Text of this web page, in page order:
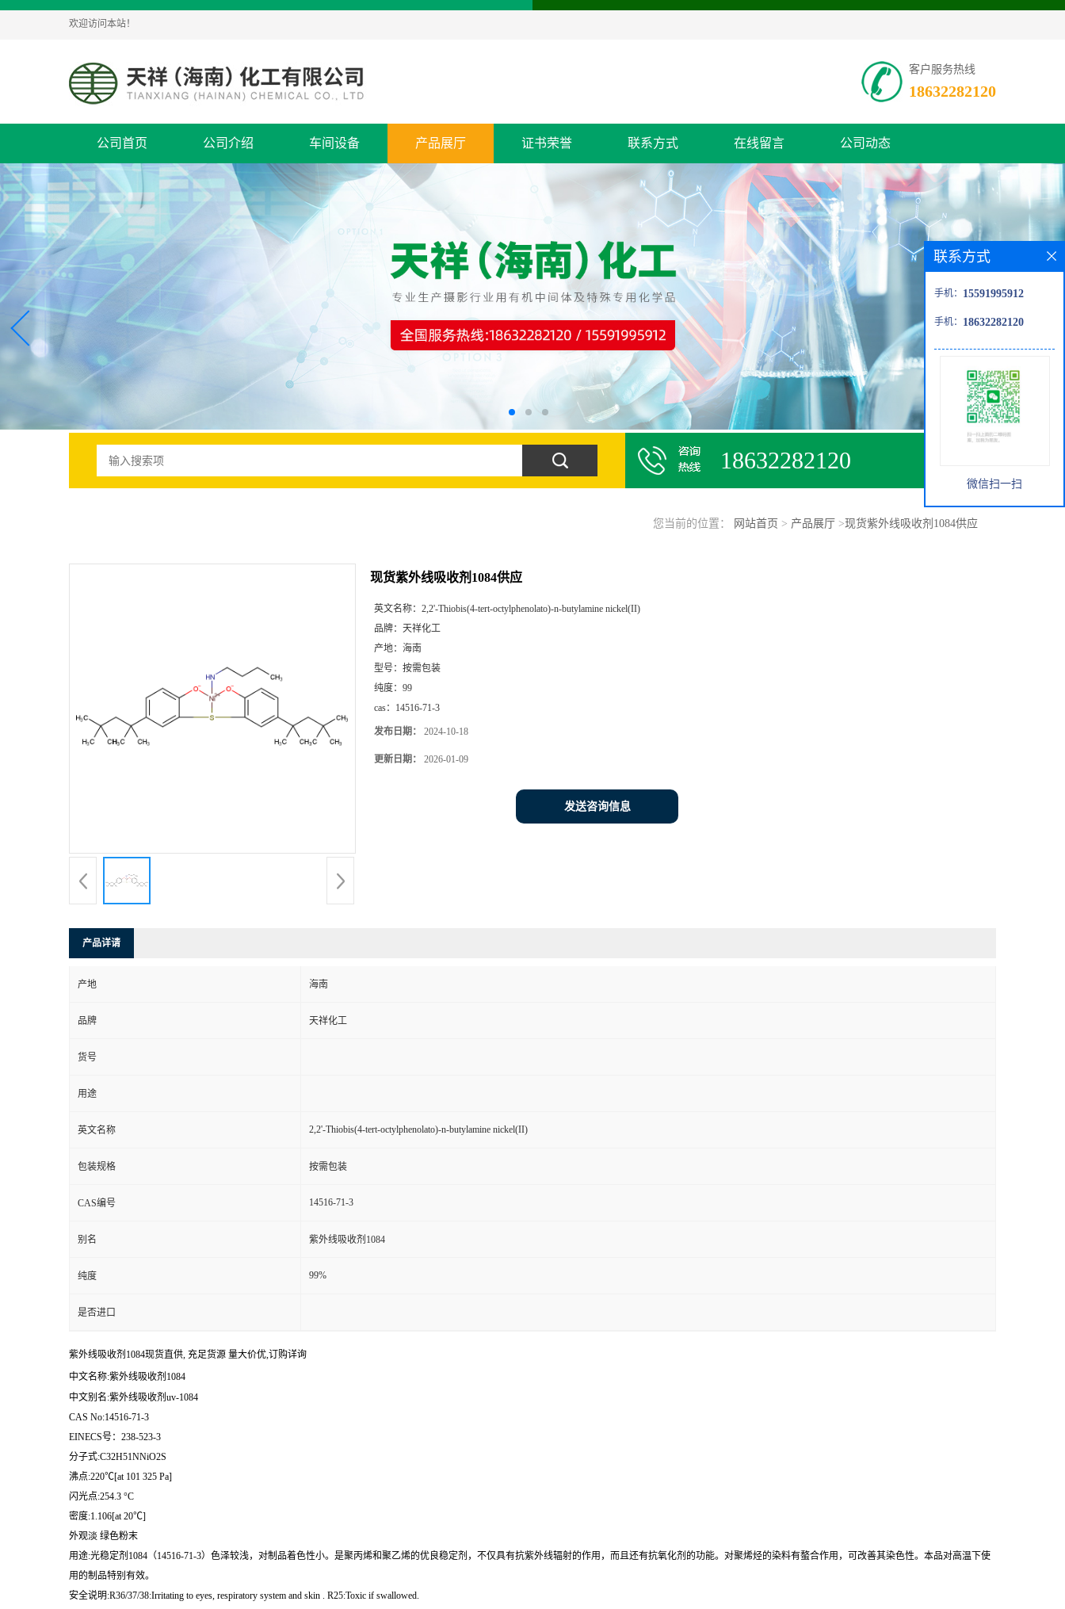
欢迎访问本站！
客户服务热线
18632282120
公司首页 公司介绍 车间设备 产品展厅 证书荣誉 联系方式 在线留言 公司动态
18632282120
您当前的位置： 网站首页 > 产品展厅 >现货紫外线吸收剂1084供应
现货紫外线吸收剂1084供应
英文名称： 2,2'-Thiobis(4-tert-octylphenolato)-n-butylamine nickel(II)
品牌： 天祥化工
产地： 海南
型号： 按需包装
纯度： 99
cas： 14516-71-3
发布日期： 2024-10-18
更新日期： 2026-01-09
发送咨询信息
产品详请
产地 海南
品牌 天祥化工
货号
用途
英文名称 2,2'-Thiobis(4-tert-octylphenolato)-n-butylamine nickel(II)
包装规格 按需包装
CAS编号 14516-71-3
别名 紫外线吸收剂1084
纯度 99%
是否进口
紫外线吸收剂1084现货直供, 充足货源 量大价优,订购详询
中文名称:紫外线吸收剂1084
中文别名:紫外线吸收剂uv-1084
CAS No:14516-71-3
EINECS号：238-523-3
分子式:C32H51NNiO2S
沸点:220℃[at 101 325 Pa]
闪光点:254.3 °C
密度:1.106[at 20℃]
外观淡 绿色粉末
用途:光稳定剂1084（14516-71-3）色泽较浅，对制品着色性小。是聚丙烯和聚乙烯的优良稳定剂，不仅具有抗紫外线辐射的作用，而且还有抗氧化剂的功能。对聚烯烃的染料有螯合作用，可改善其染色性。本品对高温下使
用的制品特别有效。
安全说明:R36/37/38:Irritating to eyes, respiratory system and skin . R25:Toxic if swallowed.
联系方式
手机： 15591995912
手机： 18632282120
微信扫一扫